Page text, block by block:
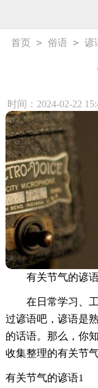
首页 > 俗语 > 谚
时间：2024-02-22
有关节气的谚
在日常学习、
过谚语吧，谚语是
的话语。那么，你
收集整理的有关节
有关节气的谚语1